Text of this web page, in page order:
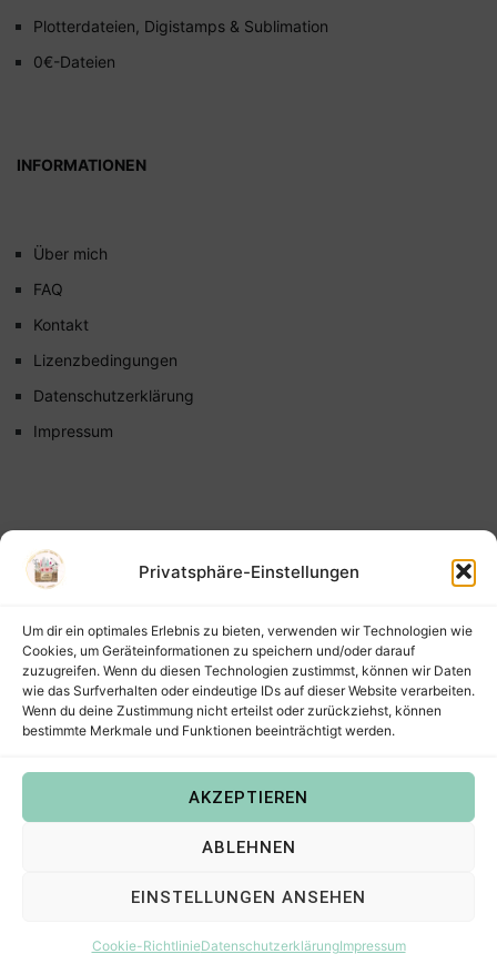
Privatsphäre-Einstellungen
Um dir ein optimales Erlebnis zu bieten, verwenden wir Technologien wie
Cookies, um Geräteinformationen zu speichern und/oder darauf
zuzugreifen. Wenn du diesen Technologien zustimmst, können wir Daten
wie das Surfverhalten oder eindeutige IDs auf dieser Website verarbeiten.
Wenn du deine Zustimmung nicht erteilst oder zurückziehst, können
bestimmte Merkmale und Funktionen beeinträchtigt werden.
AKZEPTIEREN
ABLEHNEN
EINSTELLUNGEN ANSEHEN
Cookie-RichtlinieDatenschutzerklärungImpressum
Plotterdateien, Digistamps & Sublimation
0€-Dateien
INFORMATIONEN
Über mich
FAQ
Kontakt
Lizenzbedingungen
Datenschutzerklärung
Impressum
Copyright © 2022Steffis Kreativkiste – Plotterdateien,
Digistamps und Freebies in SVG, PNG, DXF, EPS & PDF